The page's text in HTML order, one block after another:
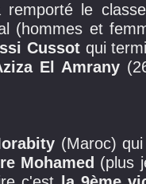
remporté le
(hommes et
Cussot qui
El Amrany
(Maroc)
Mohamed (plus